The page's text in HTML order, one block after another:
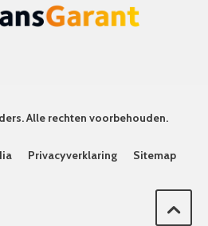
. Alle rechten voorbehouden.
Privacyverklaring Sitemap